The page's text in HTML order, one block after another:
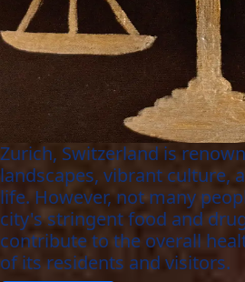
Zurich, Switzerland is
landscapes, vibrant culture,
life. However, not many
city's stringent food and
contribute to the overall
of its residents and visitors.